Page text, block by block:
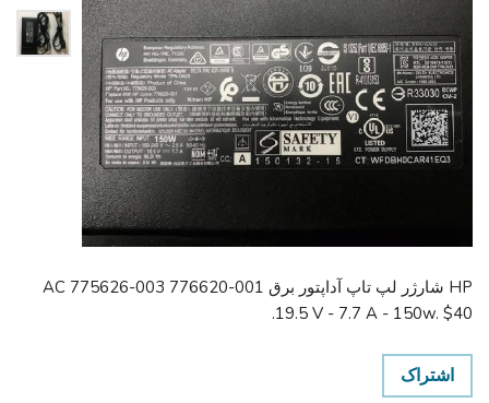
HP شارژر لپ تاپ آداپتور برق AC 775626-003 776620-001
19.5 V - 7.7 A - 150w. $40.
اشتراک